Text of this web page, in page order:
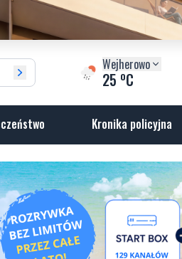
Wejherowo
25 oC
Kronika policyjna